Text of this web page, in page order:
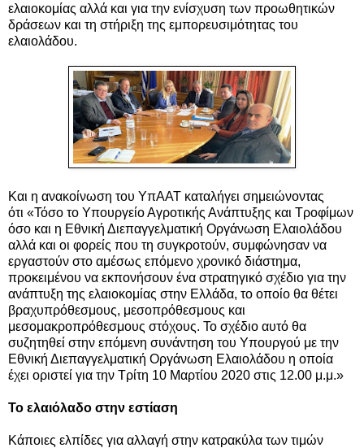
ελαιοκομίας αλλά και για την ενίσχυση των προωθητικών
δράσεων και τη στήριξη της εμπορευσιμότητας του
ελαιολάδου.
Και η ανακοίνωση του ΥπΑΑΤ καταλήγει σημειώνοντας
ότι «Τόσο το Υπουργείο Αγροτικής Ανάπτυξης και Τροφίμων
όσο και η Εθνική Διεπαγγελματική Οργάνωση Ελαιολάδου
αλλά και οι φορείς που τη συγκροτούν, συμφώνησαν να
εργαστούν στο αμέσως επόμενο χρονικό διάστημα,
προκειμένου να εκπονήσουν ένα στρατηγικό σχέδιο για την
ανάπτυξη της ελαιοκομίας στην Ελλάδα, το οποίο θα θέτει
βραχυπρόθεσμους, μεσοπρόθεσμους και
μεσομακροπρόθεσμους στόχους. Το σχέδιο αυτό θα
συζητηθεί στην επόμενη συνάντηση του Υπουργού με την
Εθνική Διεπαγγελματική Οργάνωση Ελαιολάδου η οποία
έχει οριστεί για την Τρίτη 10 Μαρτίου 2020 στις 12.00 μ.μ.»
Το ελαιόλαδο στην εστίαση
Κάποιες ελπίδες για αλλαγή στην κατρακύλα των τιμών